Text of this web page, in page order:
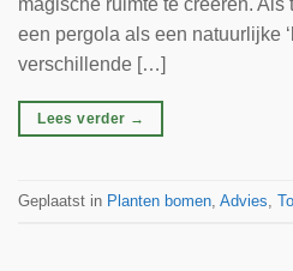
magische ruimte te creëren.
een pergola als een natuurlijke
verschillende […]
Lees verder →
Geplaatst in Planten bomen Advies